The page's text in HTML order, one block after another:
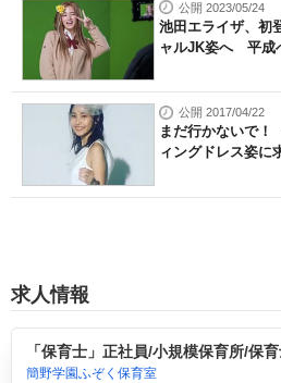
公開 2023/05/24
池田エライザ、初
ャルJK姿へ 平成
公開 2017/04/22
まだ行かないで
ィングドレス姿に
求人情報
「保育士」正社員/小規模保育所/保
簡野学園ふぞく保育室